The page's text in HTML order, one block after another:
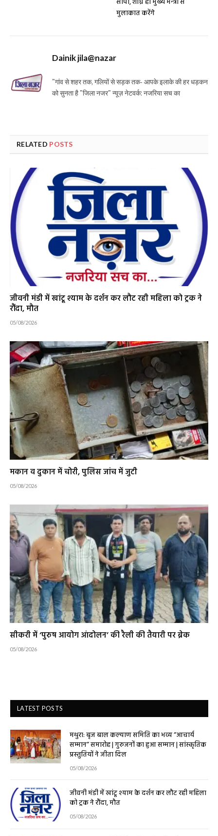
मुलाकात करेंगे
Dainik jila@nazar
"गांव से शहर तक, गलियों से सड़क तक- आपके इलाके की हर धड़कन
को सुनता है "जिला नजर" न्यूज़ नेटवर्क: नजरिया सच का
RELATED POSTS
जीवनी मंडी में खांटू श्याम के दर्शन कर लौट रही महिला को ट्रक ने
रौंदा, मौत
05/08/2026
मकान व दुकान में चोरी, पुलिस जांच में जुटी
05/08/2026
सीकरी में ‘पुरुष आयोग आंदोलन’ की रैली की तैयारी पर ब्रेक
05/08/2026
LATEST POSTS
मथुरा: बृज बाल कल्याण समिति का भव्य “आचार्य
सम्मान” समारोह | गुरुजनों का हुआ सम्मान | सांस्कृतिक
प्रस्तुतियों ने जीता दिल
05/08/2026
जीवनी मंडी में खांटू श्याम के दर्शन कर लौट रही महिला
को ट्रक ने रौंदा, मौत
05/08/2026